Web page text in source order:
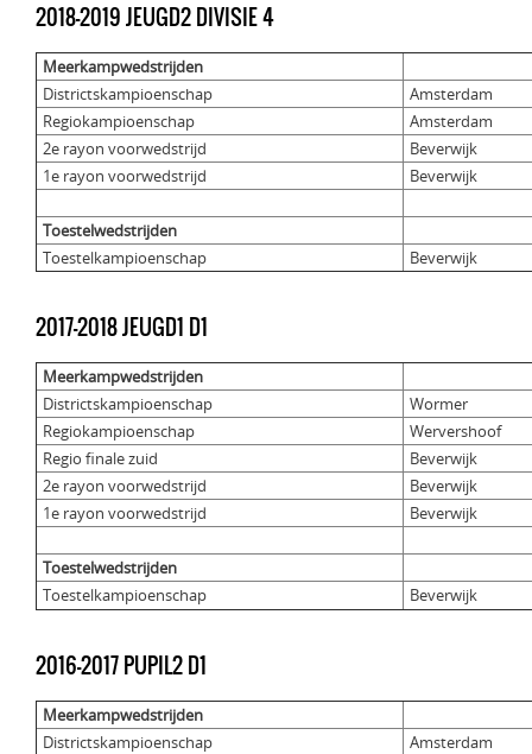
2018-2019 JEUGD2 DIVISIE 4
Meerkampwedstrijden
Districtskampioenschap
Amsterdam
Regiokampioenschap
Amsterdam
2e rayon voorwedstrijd
Beverwijk
1e rayon voorwedstrijd
Beverwijk
Toestelwedstrijden
Toestelkampioenschap
Beverwijk
2017-2018 JEUGD1 D1
Meerkampwedstrijden
Districtskampioenschap
Wormer
Regiokampioenschap
Wervershoof
Regio finale zuid
Beverwijk
2e rayon voorwedstrijd
Beverwijk
1e rayon voorwedstrijd
Beverwijk
Toestelwedstrijden
Toestelkampioenschap
Beverwijk
2016-2017 PUPIL2 D1
Meerkampwedstrijden
Districtskampioenschap
Amsterdam